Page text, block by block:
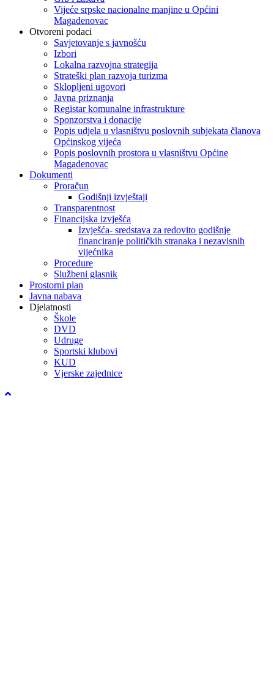
Vijeće srpske nacionalne manjine u Općini
Magadenovac
Otvoreni podaci
Savjetovanje s javnošću
Izbori
Lokalna razvojna strategija
Strateški plan razvoja turizma
Sklopljeni ugovori
Javna priznanja
Registar komunalne infrastrukture
Sponzorstva i donacije
Popis udjela u vlasništvu poslovnih subjekata članova
Općinskog vijeća
Popis poslovnih prostora u vlasništvu Općine
Magadenovac
Dokumenti
Proračun
Godišnji izvještaji
Transparentnost
Financijska izvješća
Izvješća- sredstava za redovito godišnje
financiranje političkih stranaka i nezavisnih
vijećnika
Procedure
Službeni glasnik
Prostorni plan
Javna nabava
Djelatnosti
Škole
DVD
Udruge
Sportski klubovi
KUD
Vjerske zajednice